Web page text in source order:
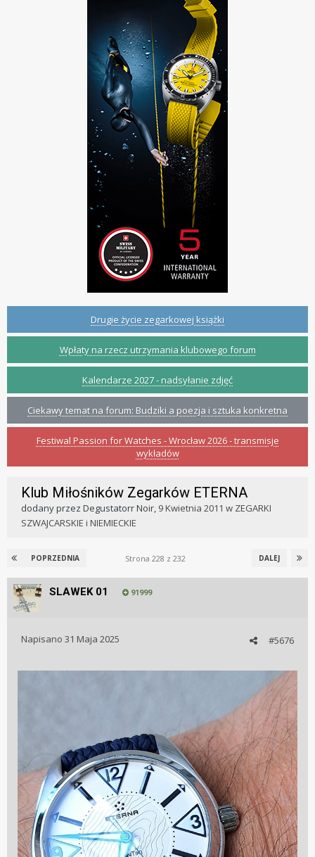
Drugie życie zegarkowej książki
Wpłaty na rzecz utrzymania klubowego forum
Kalendarze 2027 - nadsyłanie zdjęć
Ciekawy temat na forum: Budziki a poezja i sztuka konkretna
Festiwal Passion for Watches - Wrocław 2026 - transmisje
wykładów
Klub Miłośników Zegarków ETERNA
dodany przez Degustatorr Noir, 9 Kwietnia 2011 w ZEGARKI
SZWAJCARSKIE i NIEMIECKIE
POPRZEDNIA DALEJ
Strona 228 z 232
SLAWEK 01 91999
#5676
Napisano 31 Maja 2025